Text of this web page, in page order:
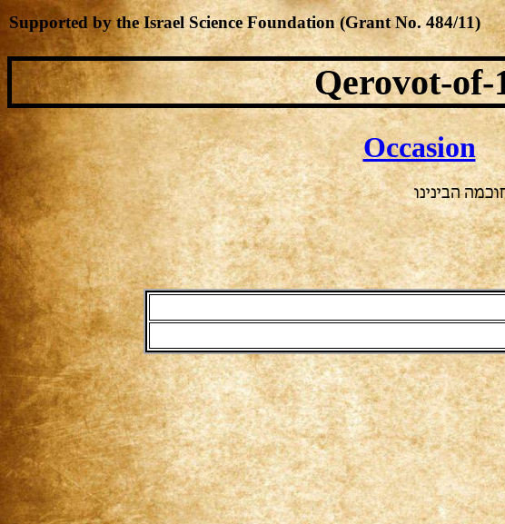
Qerovot-of-
Occasion
הבינינו
Supported by the Israel Science Foundation (Grant No. 484/11)